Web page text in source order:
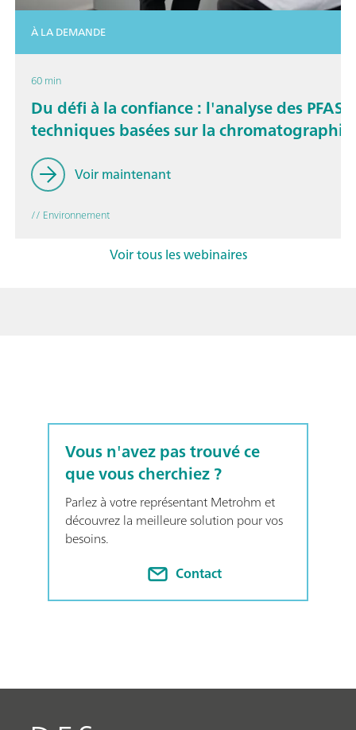
À LA DEMANDE
60 min
Du défi à la confiance : l'analyse des PFAS
techniques basées sur la
Voir maintenant
// Environnement
Voir tous les webinaires
Vous n'avez pas trouvé ce
que vous cherchiez ?
Parlez à votre représentant Metrohm et
découvrez la meilleure solution pour vos
besoins.
Contact